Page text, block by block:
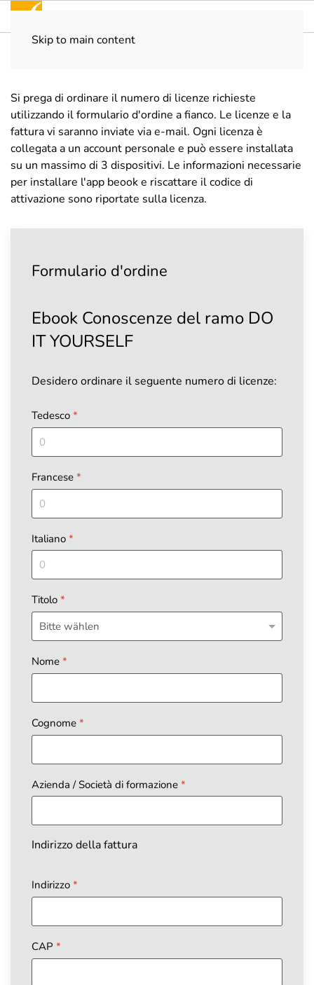
Skip to main content
Si prega di ordinare il numero di licenze richieste
utilizzando il formulario d'ordine a fianco. Le licenze e la
fattura vi saranno inviate via e-mail. Ogni licenza è
collegata a un account personale e può essere installata
su un massimo di 3 dispositivi. Le informazioni necessarie
per installare l'app beook e riscattare il codice di
attivazione sono riportate sulla licenza.
Formulario d'ordine
Ebook Conoscenze del ramo DO
IT YOURSELF
Desidero ordinare il seguente numero di licenze:
Tedesco *
Francese *
Italiano *
Titolo *
Nome *
Cognome *
Azienda / Società di formazione *
Indirizzo della fattura
Indirizzo *
CAP *